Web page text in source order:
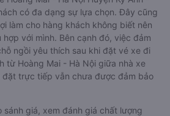
có đa dạng sự lựa chọn. Đây cũng
làm cho hàng khách không biết nên
hợp với mình. Bên cạnh đó, việc đảm
ngồi yêu thích sau khi đặt vé xe đi
từ Hoàng Mai - Hà Nội giữa nhà xe
đặt trực tiếp vẫn chưa được đảm bảo
sánh giá, xem đánh giá chất lượng